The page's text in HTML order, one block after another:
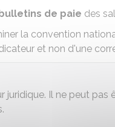
de paie des
la convention
et non d'une
juridique. Il ne peut pas